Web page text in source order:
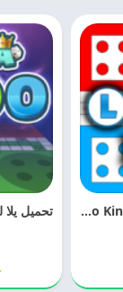
تحميل لودو كينج 2025 Ludo King اخر اصدار مجانا